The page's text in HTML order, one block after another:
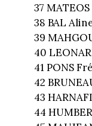
37
38 BAL
39
40
41 PONS
42
43
44